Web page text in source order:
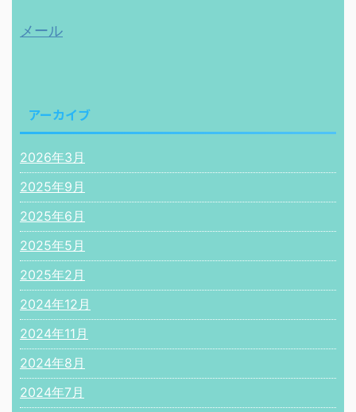
メール
アーカイブ
2026年3月
2025年9月
2025年6月
2025年5月
2025年2月
2024年12月
2024年11月
2024年8月
2024年7月